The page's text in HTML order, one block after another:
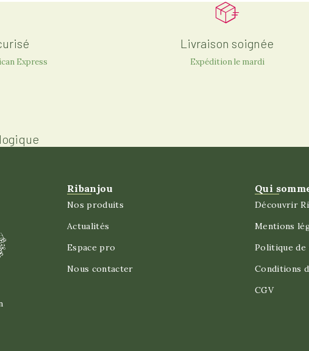
Express
Livraison soignée
Expédition le mardi
Ribanjou
Nos produits
Actualités
Espace pro
Nous contacter
Qui
Découvrir
Mentions
Politique
Conditions
CGV